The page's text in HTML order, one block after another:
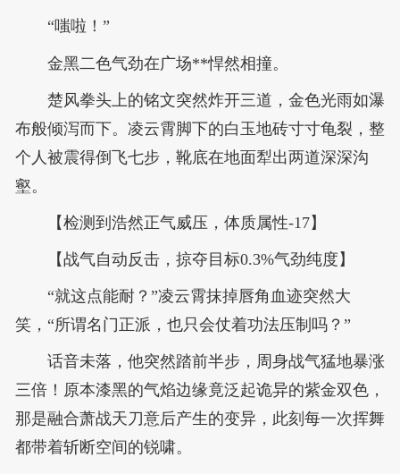
“嗤啦！”
金黑二色气劲在广场**悍然相撞。
楚风拳头上的铭文突然炸开三道，金色光雨如瀑
布般倾泻而下。凌云霄脚下的白玉地砖寸寸龟裂，整
个人被震得倒飞七步，靴底在地面犁出两道深深沟
壑。
【检测到浩然正气威压，体质属性-17】
【战气自动反击，掠夺目标0.3%气劲纯度】
“就这点能耐？”凌云霄抹掉唇角血迹突然大
笑，“所谓名门正派，也只会仗着功法压制吗？”
话音未落，他突然踏前半步，周身战气猛地暴涨
三倍！原本漆黑的气焰边缘竟泛起诡异的紫金双色，
那是融合萧战天刀意后产生的变异，此刻每一次挥舞
都带着斩断空间的锐啸。